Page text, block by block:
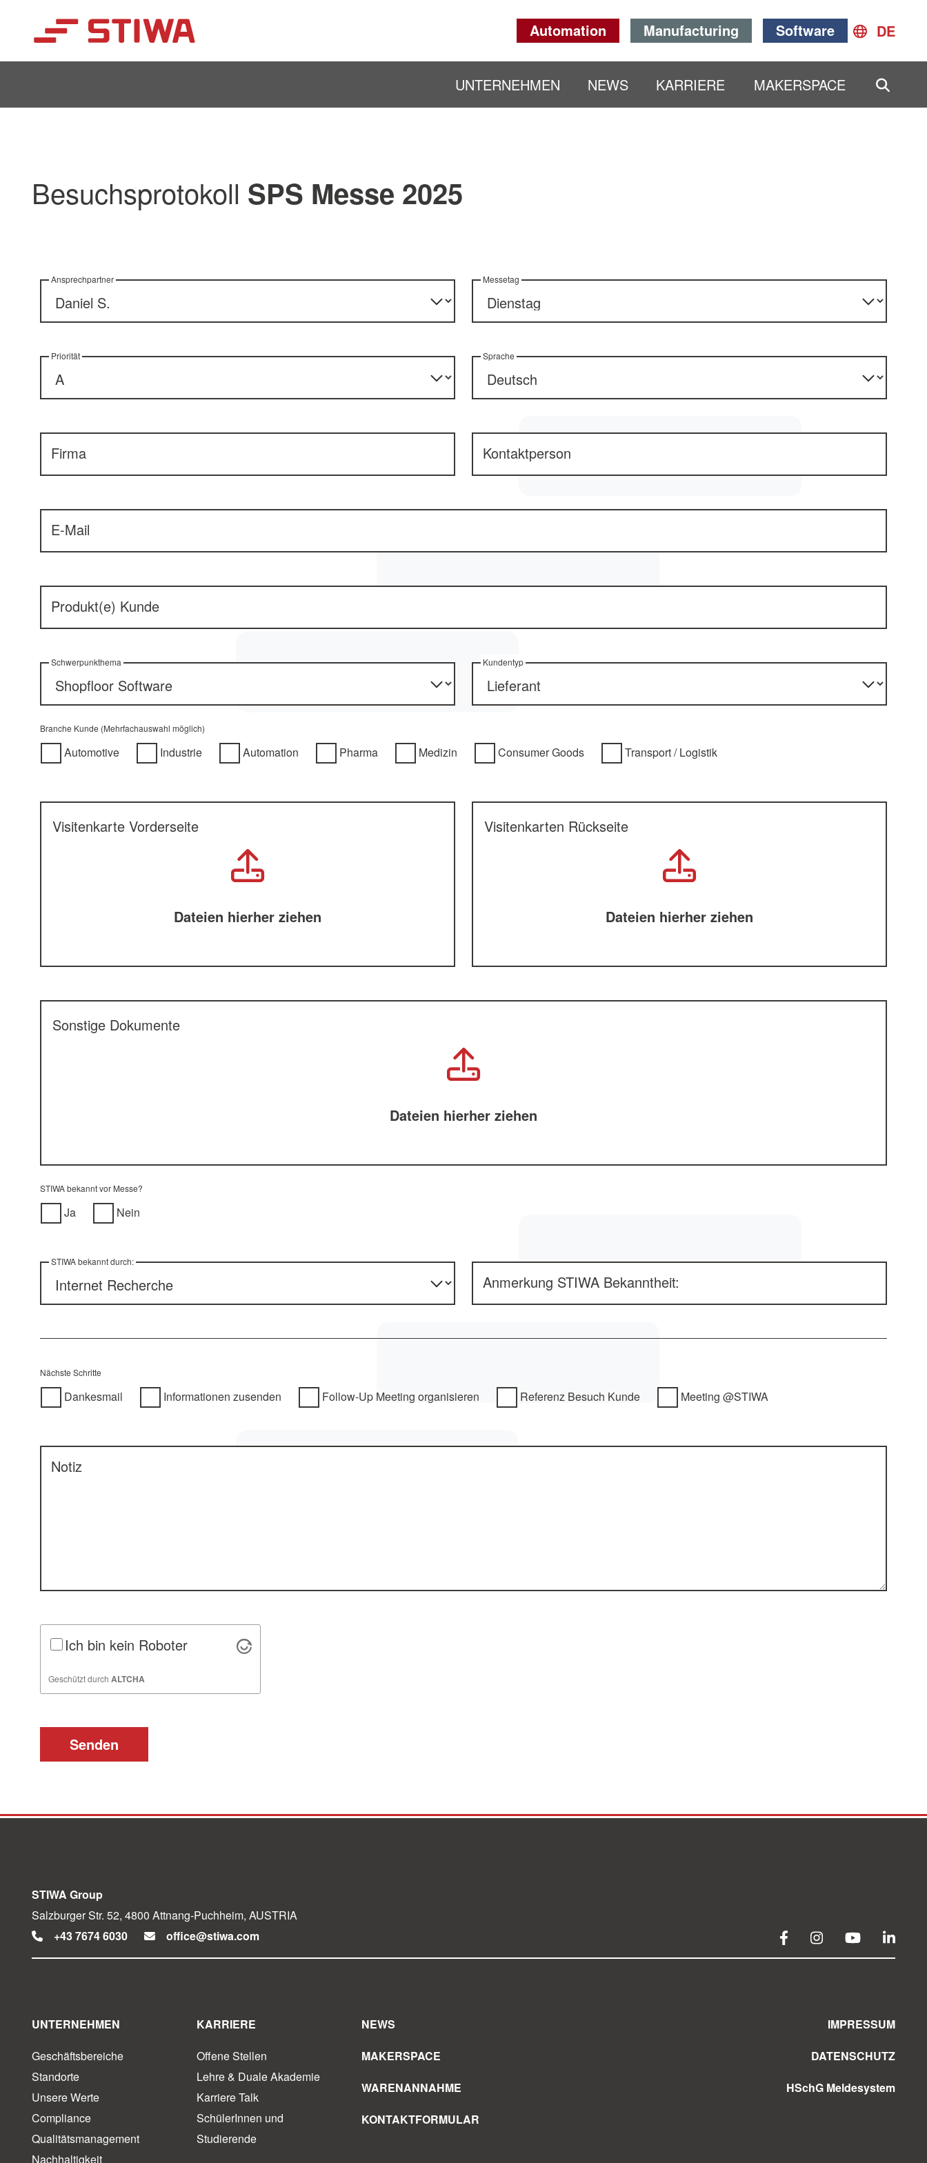
Automation Manufacturing Software DE
UNTERNEHMEN NEWS KARRIERE MAKERSPACE
Besuchsprotokoll SPS Messe 2025
Ansprechpartner Messetag
Priorität Sprache
Firma Kontaktperson
E-Mail
Produkt(e) Kunde
Schwerpunkthema Kundentyp
Branche Kunde (Mehrfachauswahl möglich)
Automotive Industrie Automation Pharma Medizin Consumer Goods Transport / Logistik
Visitenkarte Vorderseite Visitenkarten Rückseite
Sonstige Dokumente
STIWA bekannt vor Messe?
Ja Nein
STIWA bekannt durch:
Anmerkung STIWA Bekanntheit:
Nächste Schritte
Dankesmail Informationen zusenden Follow-Up Meeting organisieren Referenz Besuch Kunde Meeting @STIWA
Notiz
Ich bin kein Roboter
Geschützt durch ALTCHA
STIWA Group
Salzburger Str. 52, 4800 Attnang-Puchheim, AUSTRIA
+43 7674 6030
office@stiwa.com
UNTERNEHMEN
Geschäftsbereiche
Standorte
Unsere Werte
Compliance
Qualitätsmanagement
Nachhaltigkeit
KARRIERE
Offene Stellen
Lehre & Duale Akademie
Karriere Talk
SchülerInnen und
Studierende
NEWS
MAKERSPACE
WARENANNAHME
KONTAKTFORMULAR
IMPRESSUM
DATENSCHUTZ
HSchG Meldesystem